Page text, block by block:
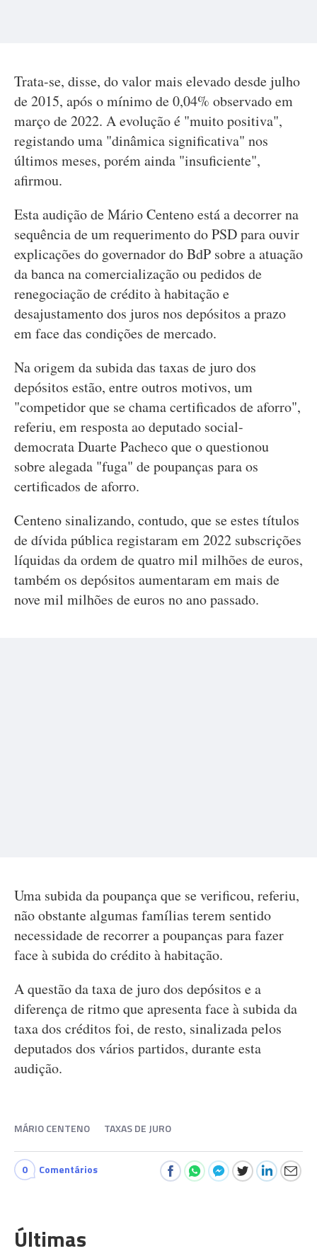
Trata-se, disse, do valor mais elevado desde julho
de 2015, após o mínimo de 0,04% observado em
março de 2022. A evolução é "muito positiva",
registando uma "dinâmica significativa" nos
últimos meses, porém ainda "insuficiente",
afirmou.
Esta audição de Mário Centeno está a decorrer na
sequência de um requerimento do PSD para ouvir
explicações do governador do BdP sobre a atuação
da banca na comercialização ou pedidos de
renegociação de crédito à habitação e
desajustamento dos juros nos depósitos a prazo
em face das condições de mercado.
Na origem da subida das taxas de juro dos
depósitos estão, entre outros motivos, um
"competidor que se chama certificados de aforro",
referiu, em resposta ao deputado social-
democrata Duarte Pacheco que o questionou
sobre alegada "fuga" de poupanças para os
certificados de aforro.
Centeno sinalizando, contudo, que se estes títulos
de dívida pública registaram em 2022 subscrições
líquidas da ordem de quatro mil milhões de euros,
também os depósitos aumentaram em mais de
nove mil milhões de euros no ano passado.
Uma subida da poupança que se verificou, referiu,
não obstante algumas famílias terem sentido
necessidade de recorrer a poupanças para fazer
face à subida do crédito à habitação.
A questão da taxa de juro dos depósitos e a
diferença de ritmo que apresenta face à subida da
taxa dos créditos foi, de resto, sinalizada pelos
deputados dos vários partidos, durante esta
audição.
MÁRIO CENTENO TAXAS DE JURO
0 Comentários
Últimas